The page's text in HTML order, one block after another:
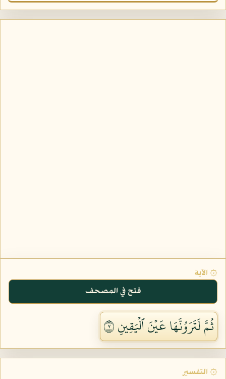
۞ الآية
فتح في المصحف
ثُمَّ لَتَرَوُنَّهَا عَيۡنَ ٱلۡيَقِينِ ٧
۞ التفسير